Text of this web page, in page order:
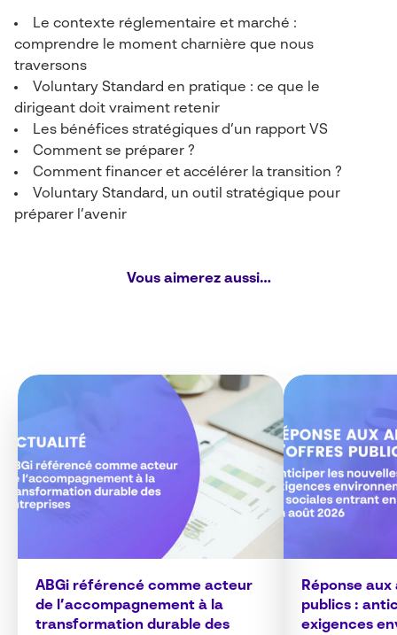
Le contexte réglementaire et marché :
comprendre le moment charnière que nous
traversons
Voluntary Standard en pratique : ce que le
dirigeant doit vraiment retenir
Les bénéfices stratégiques d’un rapport VS
Comment se préparer ?
Comment financer et accélérer la transition ?
Voluntary Standard, un outil stratégique pour
préparer l’avenir
Vous aimerez aussi…
ABGi référencé comme acteur
de l’accompagnement à la
transformation durable des
Réponse
publics :
exigences